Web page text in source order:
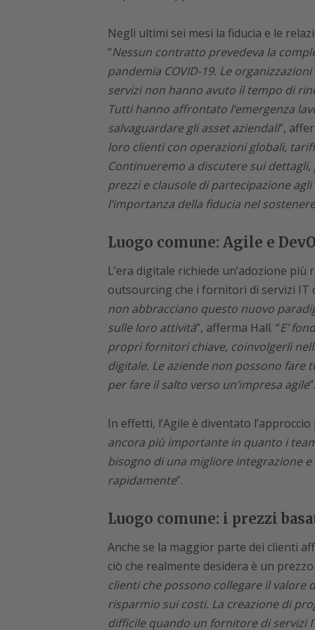
Negli ultimi sei mesi la fiducia e le
“Nessun contratto prevedeva la
pandemia COVID-19. Le
servizi non hanno avuto il tempo di
Tutti hanno affrontato l’emergenza
salvaguardare gli asset aziendali”,
loro clienti con operazioni globali,
Continueremo a discutere sui
prezzi e clausole di partecipazione
l’importanza della fiducia nel
Luogo comune: Agile e
L’era digitale richiede un’adozione
outsourcing che i fornitori di servizi IT
non abbracciano questo nuovo
sulle loro attività”, afferma Hall. “E’
propri fornitori chiave, coinvolgerli
digitale. Le aziende non possono
per fare il salto verso un’impresa agile”.
In effetti, l’Agile è diventato
ancora più importante in quanto i
bisogno di una migliore integrazione
rapidamente”.
Luogo comune: i prezzi
Anche se la maggior parte dei clienti
ciò che realmente desidera è un
clienti che possono collegare il valore
risparmio sui costi. La creazione di
difficile quando un fornitore di servizi